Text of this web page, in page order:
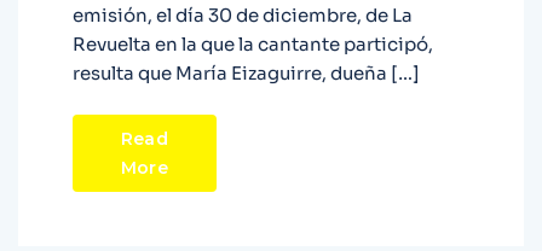
emisión, el día 30 de diciembre, de La
Revuelta en la que la cantante participó,
resulta que María Eizaguirre, dueña […]
Read
More